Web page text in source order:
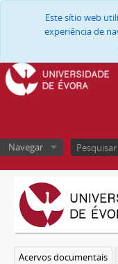
Este sítio web
experiência de
Navegar
Acervos documentais